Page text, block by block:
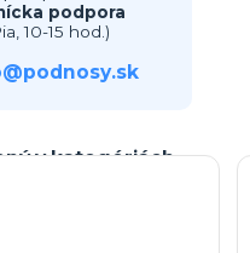
podpora
10-15 hod.)
v kategóriách